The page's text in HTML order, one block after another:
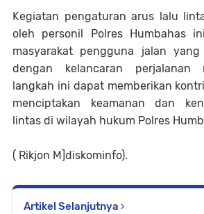
Kegiatan pengaturan arus lalu
oleh personil Polres Humbahas
masyarakat pengguna jalan
dengan kelancaran perjalanan
langkah ini dapat memberikan
menciptakan keamanan dan
lintas di wilayah hukum Polres
( Rikjon M]diskominfo).
Artikel Selanjutnya